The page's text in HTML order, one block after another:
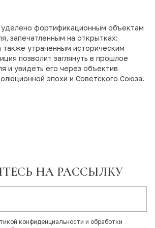
фортификационным объектам
запечатленным на открытках:
утраченным историческим
позволит заглянуть в прошлое
и увидеть его через объектив
эпохи и Советского Союза.
НА РАССЫЛКУ
конфиденциальности и обработки